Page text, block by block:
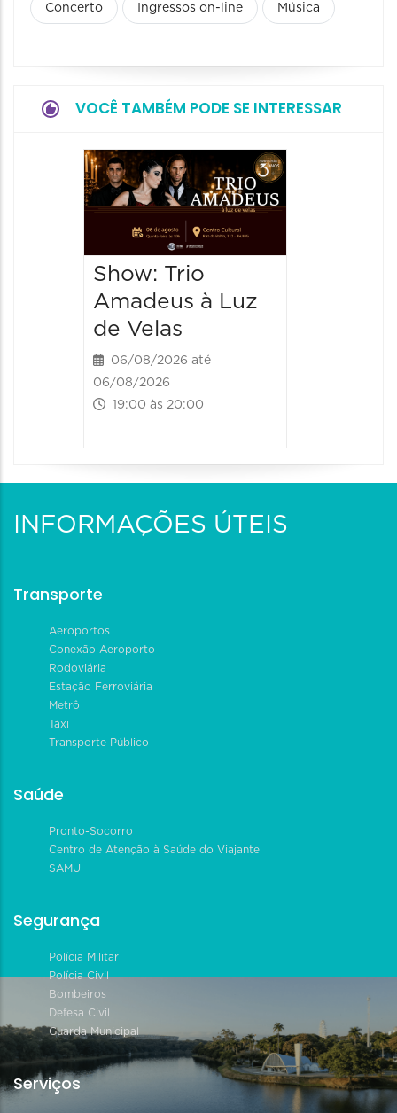
Concerto Ingressos on-line Música
VOCÊ TAMBÉM PODE SE INTERESSAR
Show: Trio
Amadeus à Luz
de Velas
06/08/2026 até
06/08/2026
19:00 às 20:00
INFORMAÇÕES ÚTEIS
Transporte
Aeroportos
Conexão Aeroporto
Rodoviária
Estação Ferroviária
Metrô
Táxi
Transporte Público
Saúde
Pronto-Socorro
Centro de Atenção à Saúde do Viajante
SAMU
Segurança
Polícia Militar
Polícia Civil
Bombeiros
Defesa Civil
Guarda Municipal
Serviços